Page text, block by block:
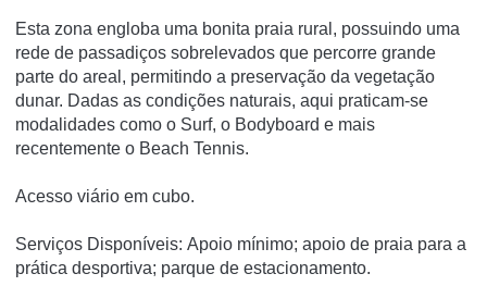
Esta zona engloba uma bonita praia rural, possuindo uma
rede de passadiços sobrelevados que percorre grande
parte do areal, permitindo a preservação da vegetação
dunar. Dadas as condições naturais, aqui praticam-se
modalidades como o Surf, o Bodyboard e mais
recentemente o Beach Tennis.
Acesso viário em cubo.
Serviços Disponíveis: Apoio mínimo; apoio de praia para a
prática desportiva; parque de estacionamento.